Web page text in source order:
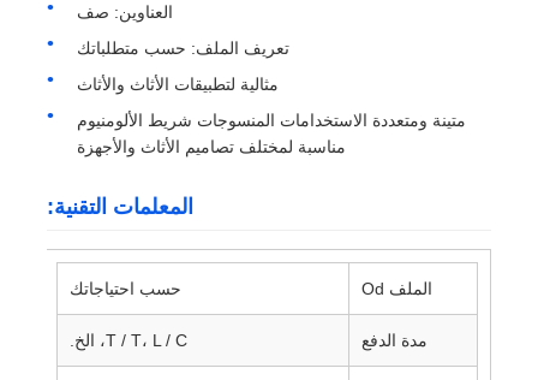
العناوين: صف
تعريف الملف: حسب متطلباتك
مثالية لتطبيقات الأثاث والأثاث
متينة ومتعددة الاستخدامات المنسوجات شريط الألومنيوم
مناسبة لمختلف تصاميم الأثاث والأجهزة
المعلمات التقنية:
الملف Od حسب احتياجاتك
مدة الدفع T / T، L / C، الخ.